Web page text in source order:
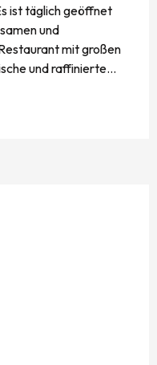
ist täglich geöffnet
und
mit großen
und raffinierte...